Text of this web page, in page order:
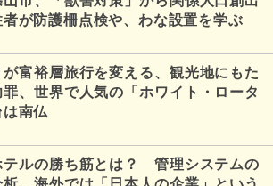
が防護柵点検や、わな設置を学ぶ
が富裕層旅行を変える、観光地にもた
罪、世界で人気の「ホワイト・ロータ
は南仏
テルの勝ち筋とは？ 管理システムの